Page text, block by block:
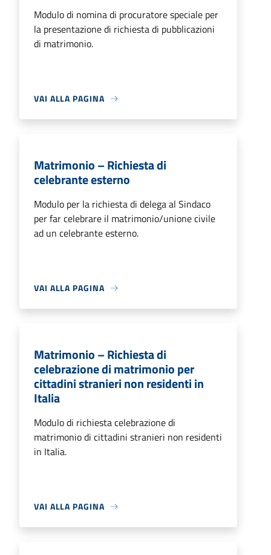
Modulo di nomina di procuratore speciale per
la presentazione di richiesta di pubblicazioni
di matrimonio.
VAI ALLA PAGINA
Matrimonio – Richiesta di
celebrante esterno
Modulo per la richiesta di delega al Sindaco
per far celebrare il matrimonio/unione civile
ad un celebrante esterno.
VAI ALLA PAGINA
Matrimonio – Richiesta di
celebrazione di matrimonio per
cittadini stranieri non residenti in
Italia
Modulo di richiesta celebrazione di
matrimonio di cittadini stranieri non residenti
in Italia.
VAI ALLA PAGINA